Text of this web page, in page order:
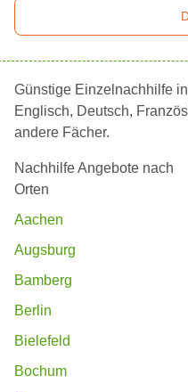
Günstige Einzelnachhilfe
Englisch, Deutsch,
andere Fächer.
Nachhilfe Angebote nach
Orten
Aachen
Augsburg
Bamberg
Berlin
Bielefeld
Bochum